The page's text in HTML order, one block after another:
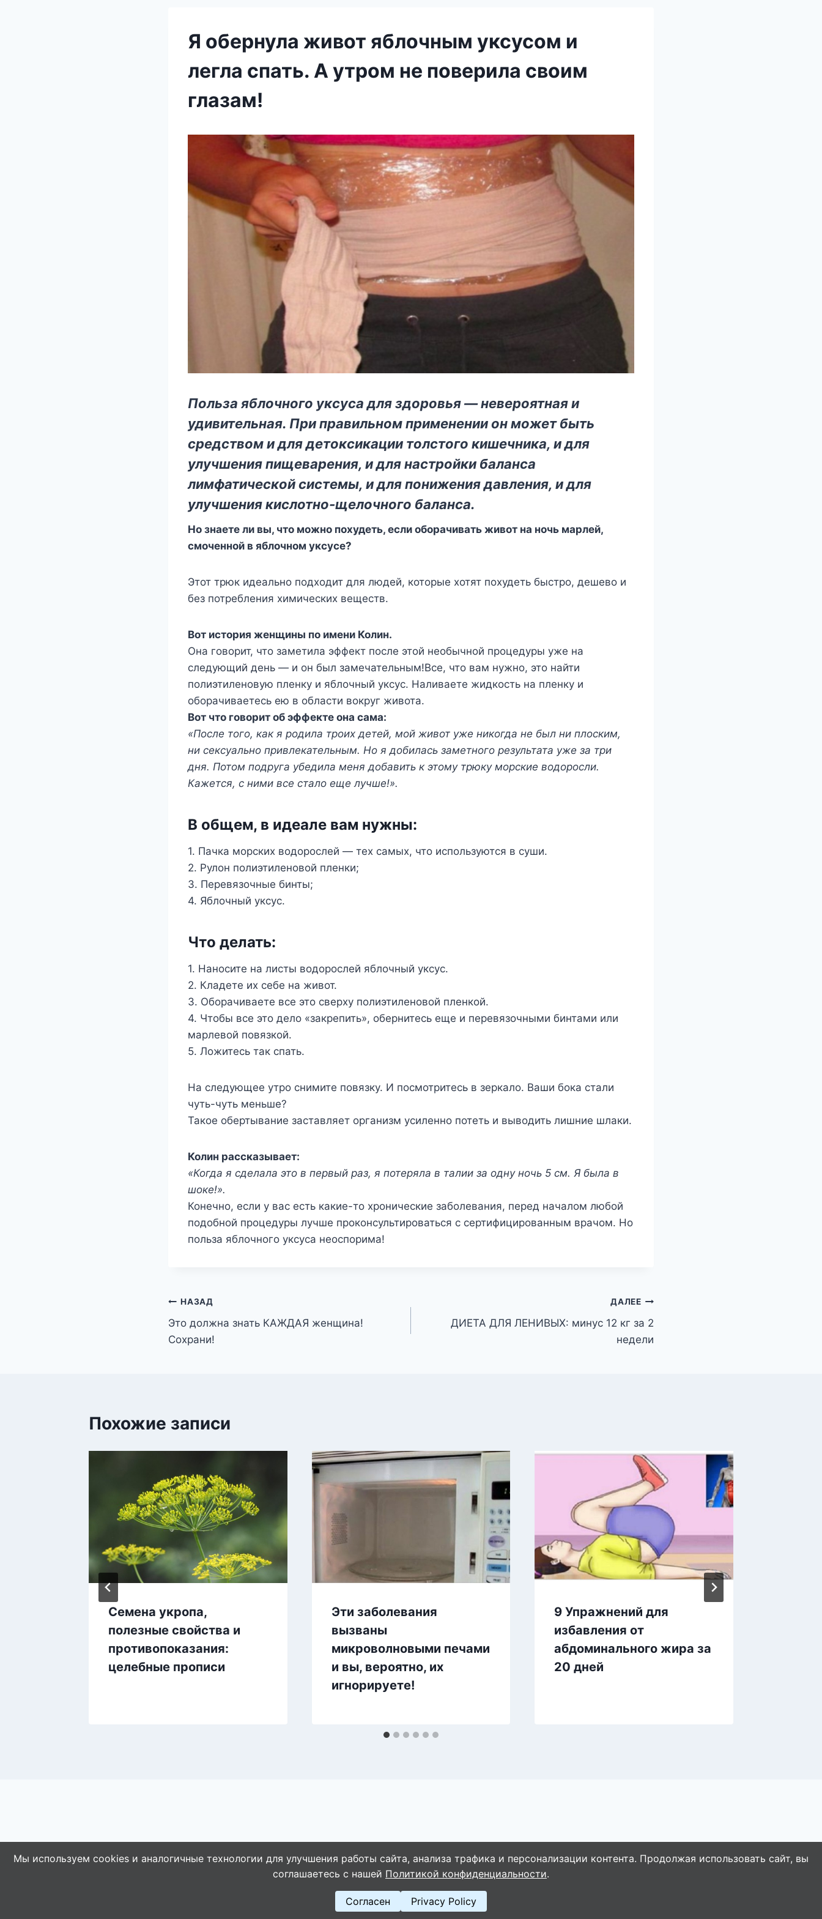
Я обернула живот яблочным уксусом и
легла спать. А утром не поверила своим
глазам!
Польза яблочного уксуса для здоровья — невероятная и
удивительная. При правильном применении он может быть
средством и для детоксикации толстого кишечника, и для
улучшения пищеварения, и для настройки баланса
лимфатической системы, и для понижения давления, и для
улучшения кислотно-щелочного баланса.
Но знаете ли вы, что можно похудеть, если оборачивать живот на ночь марлей,
смоченной в яблочном уксусе?
Этот трюк идеально подходит для людей, которые хотят похудеть быстро, дешево и
без потребления химических веществ.
Вот история женщины по имени Колин.
Она говорит, что заметила эффект после этой необычной процедуры уже на
следующий день — и он был замечательным!Все, что вам нужно, это найти
полиэтиленовую пленку и яблочный уксус. Наливаете жидкость на пленку и
оборачиваетесь ею в области вокруг живота.
Вот что говорит об эффекте она сама:
«После того, как я родила троих детей, мой живот уже никогда не был ни плоским,
ни сексуально привлекательным. Но я добилась заметного результата уже за три
дня. Потом подруга убедила меня добавить к этому трюку морские водоросли.
Кажется, с ними все стало еще лучше!».
В общем, в идеале вам нужны:
1. Пачка морских водорослей — тех самых, что используются в суши.
2. Рулон полиэтиленовой пленки;
3. Перевязочные бинты;
4. Яблочный уксус.
Что делать:
1. Наносите на листы водорослей яблочный уксус.
2. Кладете их себе на живот.
3. Оборачиваете все это сверху полиэтиленовой пленкой.
4. Чтобы все это дело «закрепить», обернитесь еще и перевязочными бинтами или
марлевой повязкой.
5. Ложитесь так спать.
На следующее утро снимите повязку. И посмотритесь в зеркало. Ваши бока стали
чуть-чуть меньше?
Такое обертывание заставляет организм усиленно потеть и выводить лишние шлаки.
Колин рассказывает:
«Когда я сделала это в первый раз, я потеряла в талии за одну ночь 5 см. Я была в
шоке!».
Конечно, если у вас есть какие-то хронические заболевания, перед началом любой
подобной процедуры лучше проконсультироваться с сертифицированным врачом. Но
польза яблочного уксуса неоспорима!
Навигация
по
НАЗАД
Это должна знать КАЖДАЯ женщина!
Сохрани!
ДАЛЕЕ
ДИЕТА ДЛЯ ЛЕНИВЫХ: минус 12 кг за 2
недели
Похожие записи
Семена укропа,
полезные свойства и
противопоказания:
целебные прописи
Эти заболевания
вызваны
микроволновыми печами
и вы, вероятно, их
игнорируете!
9 Упражнений для
избавления от
абдоминального жира за
20 дней
© 2026 WebVinegret
Мы используем cookies и аналогичные технологии для улучшения работы сайта, анализа трафика и персонализации контента. Продолжая использовать сайт, вы
соглашаетесь с нашей Политикой конфиденциальности.
Согласен Privacy Policy